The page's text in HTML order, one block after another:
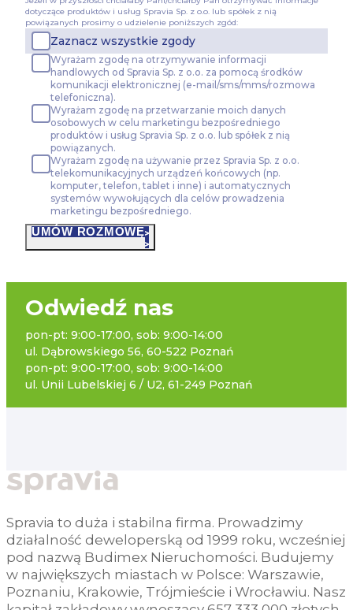
Wybierając opcję „Zgadzam się” wyrażasz zgodę na
Serwisie wszystkich plików cookie przez Spravia Sp. z
we wskazanych powyżej celach.Wyrażenie zgody jest
wycofać zgodę i dokonać zmiany ustawień dotyczących
za pośrednictwem panelu „Ustawienia plików cookie”
prywatności – pliki cookie
Możesz również dostosować wybory dotyczące plików
na wykorzystywanie plików cookie w Serwisie tylko w
celach poprzez wybranie opcji „Dostosuj wybory”.
dotyczące produktów i usług Spravia Sp. z o.o. lub spółek z nią
powiązanych prosimy o udzielenie poniższych zgód:
Zaznacz wszystkie zgody
Wyrażam zgodę na otrzymywanie informacji
handlowych od Spravia Sp. z o.o. za pomocą środków
komunikacji elektronicznej (e-mail/sms/mms/rozmowa
telefoniczna).
Wyrażam zgodę na przetwarzanie moich danych
osobowych w celu marketingu bezpośredniego
produktów i usług Spravia Sp. z o.o. lub spółek z nią
powiązanych.
Wyrażam zgodę na używanie przez Spravia Sp. z o.o.
telekomunikacyjnych urządzeń końcowych (np.
komputer, telefon, tablet i inne) i automatycznych
systemów wywołujących dla celów prowadzenia
marketingu bezpośredniego.
UMÓW ROZMOWĘ
Odwiedź nas
pon-pt: 9:00-17:00, sob: 9:00-14:00
ul. Dąbrowskiego 56, 60-522 Poznań
pon-pt: 9:00-17:00, sob: 9:00-14:00
ul. Unii Lubelskiej 6 / U2, 61-249 Poznań
Spravia to duża i stabilna firma. Prowadzimy
działalność deweloperską od 1999 roku, wcześniej
pod nazwą Budimex Nieruchomości. Budujemy
w największych miastach w Polsce: Warszawie,
Poznaniu, Krakowie, Trójmieście i Wrocławiu. Nasz